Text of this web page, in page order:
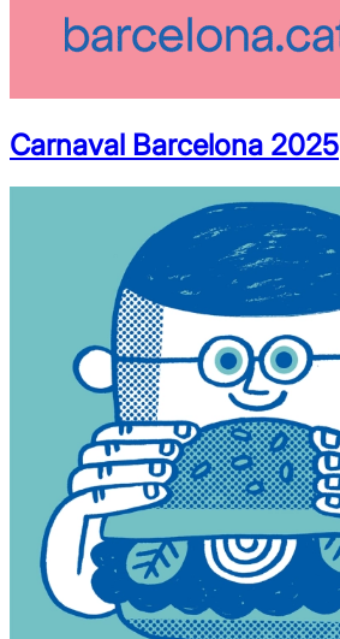
Carnaval Barcelona 2025